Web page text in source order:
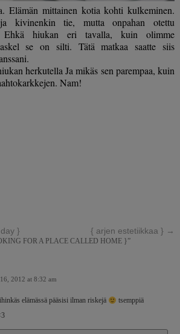
Elämän mittainen kotia kohti kulkeminen.
kivinenkin tie, mutta onpahan otettu
Ehkä hiukan eri tavalla, kuin olimme
se on silti. Tätä matkaa saatte siis
herkutella Ja mikäs sen parempaa, kuin
Nam!
} { arjen estetiikkaa } →
FOR A PLACE CALLED HOME }”
2012 at 8:32 am
elämässä pääsisi ilman riskejä
tsemppiä